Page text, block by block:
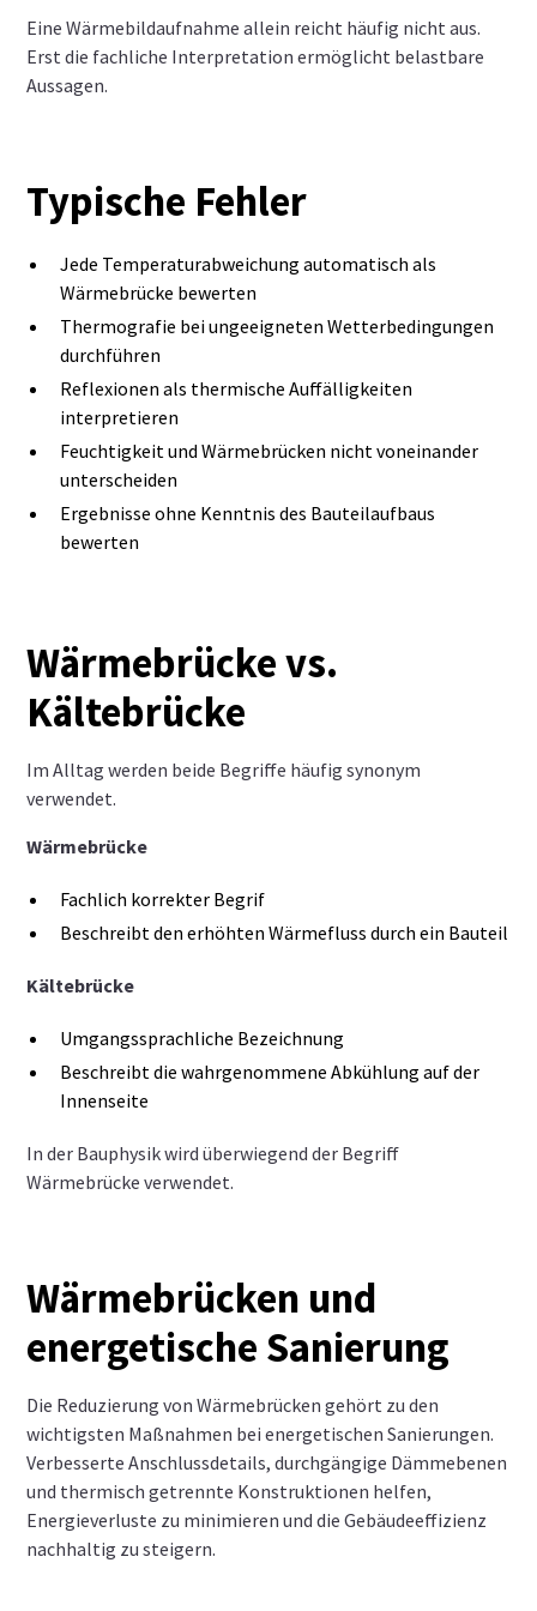
Eine Wärmebildaufnahme allein reicht häufig nicht aus.
Erst die fachliche Interpretation ermöglicht belastbare
Aussagen.
Typische Fehler
Jede Temperaturabweichung automatisch als
Wärmebrücke bewerten
Thermografie bei ungeeigneten Wetterbedingungen
durchführen
Reflexionen als thermische Auffälligkeiten
interpretieren
Feuchtigkeit und Wärmebrücken nicht voneinander
unterscheiden
Ergebnisse ohne Kenntnis des Bauteilaufbaus
bewerten
Wärmebrücke vs.
Kältebrücke
Im Alltag werden beide Begriffe häufig synonym
verwendet.
Wärmebrücke
Fachlich korrekter Begrif
Beschreibt den erhöhten Wärmefluss durch ein Bauteil
Kältebrücke
Umgangssprachliche Bezeichnung
Beschreibt die wahrgenommene Abkühlung auf der
Innenseite
In der Bauphysik wird überwiegend der Begriff
Wärmebrücke verwendet.
Wärmebrücken und
energetische Sanierung
Die Reduzierung von Wärmebrücken gehört zu den
wichtigsten Maßnahmen bei energetischen Sanierungen.
Verbesserte Anschlussdetails, durchgängige Dämmebenen
und thermisch getrennte Konstruktionen helfen,
Energieverluste zu minimieren und die Gebäudeeffizienz
nachhaltig zu steigern.